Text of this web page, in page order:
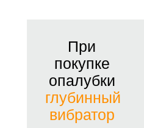
При
покупке
опалубки
глубинный
вибратор